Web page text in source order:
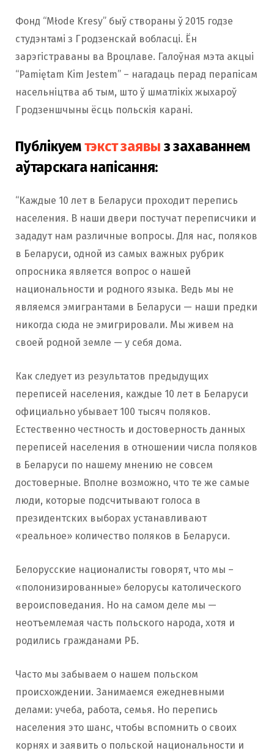
Фонд “Młode Kresy” быў створаны ў 2015 годзе
студэнтамі з Гродзенскай вобласці. Ён
зарэгістраваны ва Вроцлаве. Галоўная мэта акцыі
“Pamiętam Kim Jestem” – нагадаць перад перапісам
насельніцтва аб тым, што ў шматлікіх жыхароў
Гродзеншчыны ёсць польскія карані.
Публікуемтэкст заявыз захаваннем
аўтарскага напісання:
“Каждые 10 лет в Беларуси проходит перепись
населения. В наши двери постучат переписчики и
зададут нам различные вопросы. Для нас, поляков
в Беларуси, одной из самых важных рубрик
опросника является вопрос о нашей
национальности и родного языка. Ведь мы не
являемся эмигрантами в Беларуси — наши предки
никогда сюда не эмигрировали. Мы живем на
своей родной земле — у себя дома.
Как следует из результатов предыдущих
переписей населения, каждые 10 лет в Беларуси
официально убывает 100 тысяч поляков.
Естественно честность и достоверность данных
переписей населения в отношении числа поляков
в Беларуси по нашему мнению не совсем
достоверные. Вполне возможно, что те же самые
люди, которые подсчитывают голоса в
президентских выборах устанавливают
«реальное» количество поляков в Беларуси.
Белорусские националисты говорят, что мы –
«полонизированные» белорусы католического
вероисповедания. Но на самом деле мы —
неотъемлемая часть польского народа, хотя и
родились гражданами РБ.
Часто мы забываем о нашем польском
происхождении. Занимаемся ежедневными
делами: учеба, работа, семья. Но перепись
населения это шанс, чтобы вспомнить о своих
корнях и заявить о польской национальности и